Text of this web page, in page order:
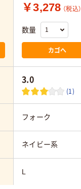
￥3,278 （税込）
数量
カゴへ
3.0
(1)
フォーク
ネイビー系
L